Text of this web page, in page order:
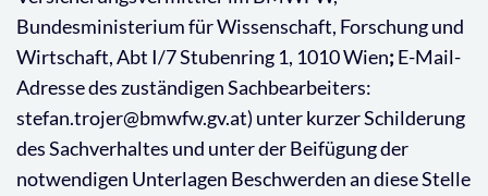
Bundesministerium für Wissenschaft, Forschung und
Wirtschaft, Abt I/7 Stubenring 1, 1010 Wien; E-Mail-
Adresse des zuständigen Sachbearbeiters:
stefan.trojer@bmwfw.gv.at) unter kurzer Schilderung
des Sachverhaltes und unter der Beifügung der
notwendigen Unterlagen Beschwerden an diese Stelle